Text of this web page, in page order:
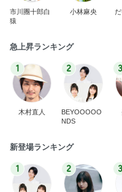
市川團十郎白
猿
小林麻央
急上昇ランキング
1
木村直人
2
BEYOOOOO
NDS
3
新登場ランキング
1 2 3